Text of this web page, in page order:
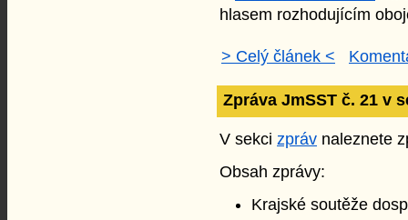
hlasem rozhodujícím
> Celý článek <
Zpráva JmSST č. 21 v
V sekci zpráv naleznete
Obsah zprávy:
Krajské soutěže